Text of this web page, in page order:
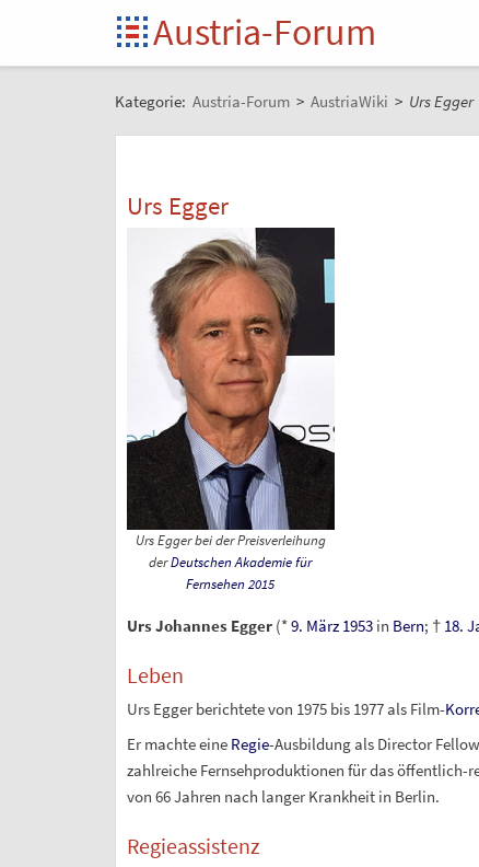
Austria-Forum
Kategorie: Austria-Forum > AustriaWiki > Urs Egger
Urs Egger
Urs Egger bei der Preisverleihung
derDeutschen Akademie für
Fernsehen 2015
Urs Johannes Egger(*9. März 1953in Bern; † 18.
Leben
Urs Egger berichtete von 1975 bis 1977 als Film-
Er machte eine Regie-Ausbildung als Director
zahlreiche Fernsehproduktionen für das öffentlich-
von 66 Jahren nach langer Krankheit in Berlin.
Regieassistenz